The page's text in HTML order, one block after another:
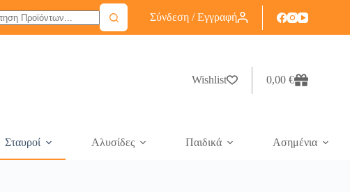
Σύνδεση / Εγγραφή
Wishlist 0,00 €
Σταυροί Αλυσίδες Παιδικά Ασημένια